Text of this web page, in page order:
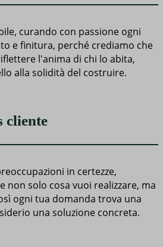
curando con passione ogni
e finitura, perché crediamo che
l'anima di chi lo abita,
alla solidità del costruire.
cliente
in certezze,
non solo cosa vuoi realizzare, ma
ogni tua domanda trova una
una soluzione concreta.